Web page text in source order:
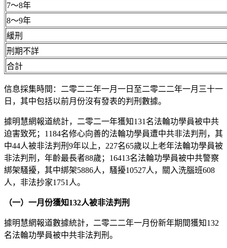
7～8年
8～9年
緩刑
刑期不詳
合計
信息採集時間：二零二二年一月一日至二零二二年一月三十一
日，其中包括以前月份沒有發表的判刑數據。
據明慧網報道統計，二零二一年獲知131名法輪功學員被中共
迫害致死；1184名修心向善的法輪功學員遭中共非法判刑，其
中44人被非法判刑9年以上，227名65歲以上老年法輪功學員被
非法判刑，年齡最長者88歲；16413名法輪功學員被中共警察
綁架騷擾，其中綁架5886人，騷擾10527人，關入洗腦班608
人，非法抄家1751人。
（一）一月份獲知132人被非法判刑
據明慧網報道數據統計，二零二二年一月份新年期間獲知132
名法輪功學員被中共非法判刑。